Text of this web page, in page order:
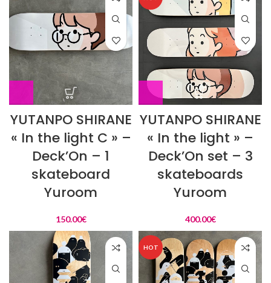
YUTANPO SHIRANE
« In the light C » –
Deck’On – 1
skateboard
Yuroom
150.00€
YUTANPO SHIRANE
« In the light » –
Deck’On set – 3
skateboards
Yuroom
400.00€
HOT